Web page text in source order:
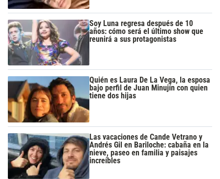
Soy Luna regresa después de 10
años: cómo será el último show que
reunirá a sus protagonistas
Quién es Laura De La Vega, la esposa
bajo perfil de Juan Minujín con quien
tiene dos hijas
Las vacaciones de Cande Vetrano y
Andrés Gil en Bariloche: cabaña en la
nieve, paseo en familia y paisajes
increíbles